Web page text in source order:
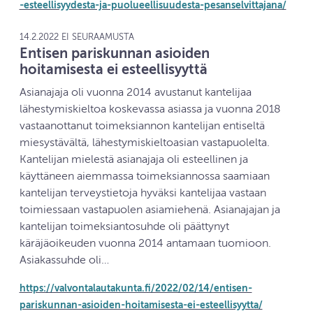
-esteellisyydesta-ja-puolueellisuudesta-pesanselvittajana/
14.2.2022 EI SEURAAMUSTA
Entisen pariskunnan asioiden
hoitamisesta ei esteellisyyttä
Asianajaja oli vuonna 2014 avustanut kantelijaa
lähestymiskieltoa koskevassa asiassa ja vuonna 2018
vastaanottanut toimeksiannon kantelijan entiseltä
miesystävältä, lähestymiskieltoasian vastapuolelta.
Kantelijan mielestä asianajaja oli esteellinen ja
käyttäneen aiemmassa toimeksiannossa saamiaan
kantelijan terveystietoja hyväksi kantelijaa vastaan
toimiessaan vastapuolen asiamiehenä. Asianajajan ja
kantelijan toimeksiantosuhde oli päättynyt
käräjäoikeuden vuonna 2014 antamaan tuomioon.
Asiakassuhde oli…
https://valvontalautakunta.fi/2022/02/14/entisen-
pariskunnan-asioiden-hoitamisesta-ei-esteellisyytta/